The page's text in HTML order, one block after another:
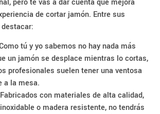
pero te vas a dar cuenta que mejora
de cortar jamón. Entre sus
tú y yo sabemos no hay nada más
un jamón se desplace mientras lo cortas,
profesionales suelen tener una ventosa
a la mesa.
Fabricados con materiales de alta calidad,
o madera resistente, no tendrás